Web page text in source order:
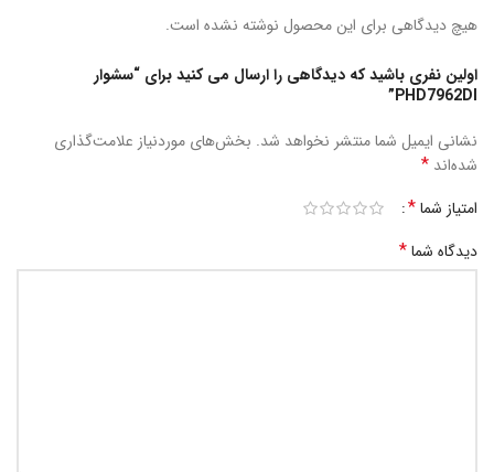
هیچ دیدگاهی برای این محصول نوشته نشده است.
اولین نفری باشید که دیدگاهی را ارسال می کنید برای “سشوار
PHD7962DI”
نشانی ایمیل شما منتشر نخواهد شد. بخش‌های موردنیاز علامت‌گذاری
شده‌اند *
امتیاز شما*
دیدگاه شما*